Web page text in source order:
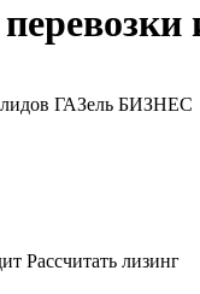
Рассчитать лизинг